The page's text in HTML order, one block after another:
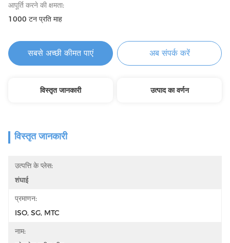
आपूर्ति करने की क्षमता:
1000 टन प्रति माह
सबसे अच्छी कीमत पाएं अब संपर्क करें
विस्तृत जानकारी उत्पाद का वर्णन
विस्तृत जानकारी
उत्पत्ति के प्लेस:
शंघाई
प्रमाणन:
ISO, SG, MTC
नाम: